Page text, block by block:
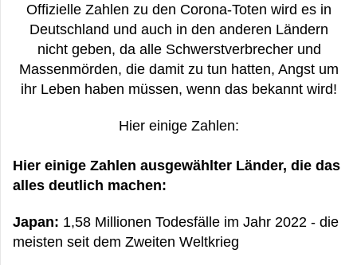
Offizielle Zahlen zu den Corona-Toten wird es in
Deutschland und auch in den anderen Ländern
nicht geben, da alle Schwerstverbrecher und
Massenmörden, die damit zu tun hatten, Angst um
ihr Leben haben müssen, wenn das bekannt wird!
Hier einige Zahlen:
Hier einige Zahlen ausgewählter Länder, die das
alles deutlich machen:
Japan: 1,58 Millionen Todesfälle im Jahr 2022 - die
meisten seit dem Zweiten Weltkrieg